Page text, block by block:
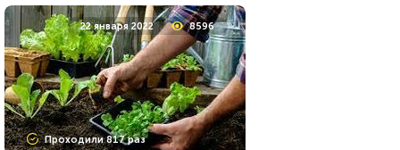
22 января 2022 8596
Проходили 817 раз